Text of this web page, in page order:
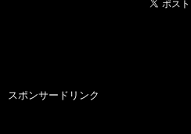
スポンサードリンク